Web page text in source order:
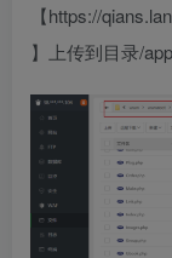
【https://
】上传到目录/